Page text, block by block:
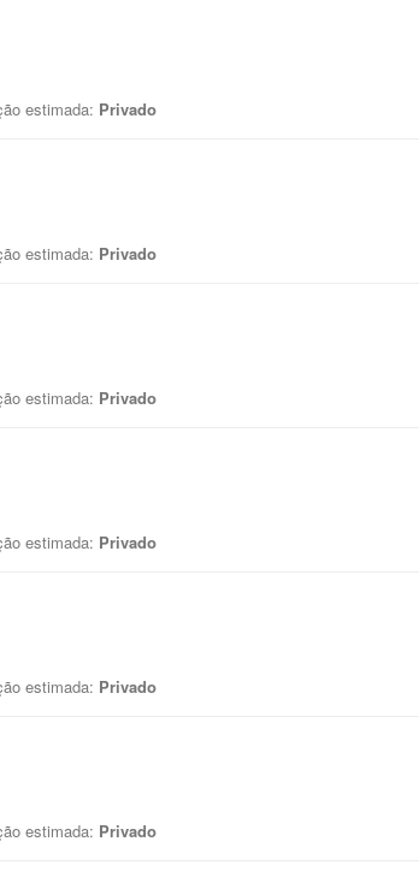
estimada: Privado
estimada: Privado
estimada: Privado
estimada: Privado
estimada: Privado
estimada: Privado